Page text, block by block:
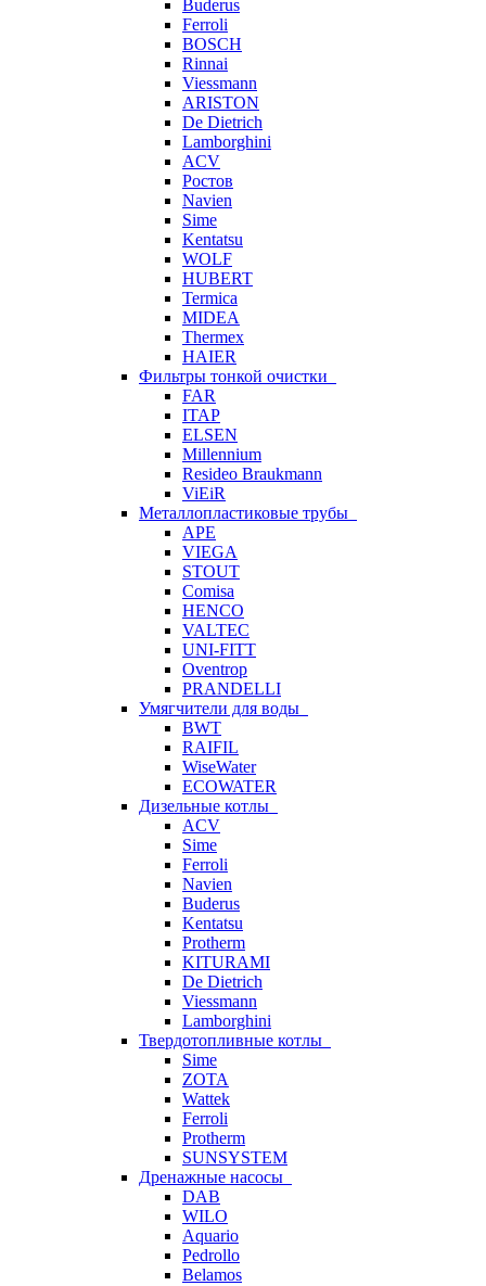
Buderus
Ferroli
BOSCH
Rinnai
Viessmann
ARISTON
De Dietrich
Lamborghini
ACV
Ростов
Navien
Sime
Kentatsu
WOLF
HUBERT
Termica
MIDEA
Thermex
HAIER
Фильтры тонкой очистки
FAR
ITAP
ELSEN
Millennium
Resideo Braukmann
ViEiR
Металлопластиковые трубы
APE
VIEGA
STOUT
Comisa
HENCO
VALTEC
UNI-FITT
Oventrop
PRANDELLI
Умягчители для воды
BWT
RAIFIL
WiseWater
ECOWATER
Дизельные котлы
ACV
Sime
Ferroli
Navien
Buderus
Kentatsu
Protherm
KITURAMI
De Dietrich
Viessmann
Lamborghini
Твердотопливные котлы
Sime
ZOTA
Wattek
Ferroli
Protherm
SUNSYSTEM
Дренажные насосы
DAB
WILO
Aquario
Pedrollo
Belamos